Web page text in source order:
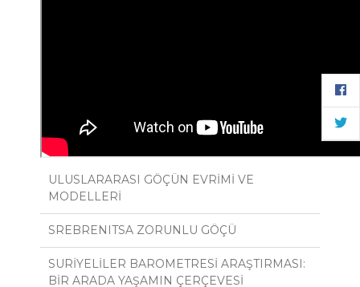
ULUSLARARASI GÖÇÜN EVRİMİ VE
MODELLERİ
SREBRENITSA ZORUNLU GÖÇÜ
SURİYELİLER BAROMETRESİ ARAŞTIRMASI:
BİR ARADA YAŞAMIN ÇERÇEVESİ